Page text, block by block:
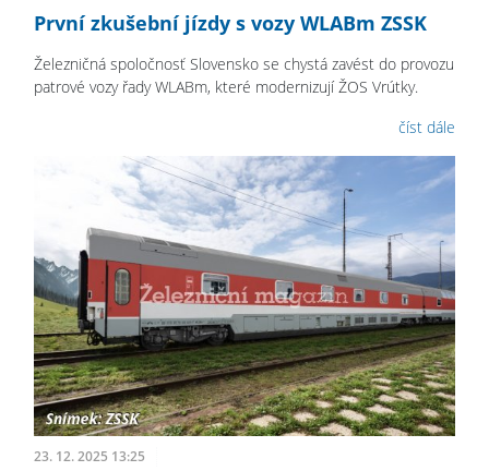
První zkušební jízdy s vozy WLABm ZSSK
Železničná spoločnosť Slovensko se chystá zavést do provozu
patrové vozy řady WLABm, které modernizují ŽOS Vrútky.
číst dále
23. 12. 2025 13:25